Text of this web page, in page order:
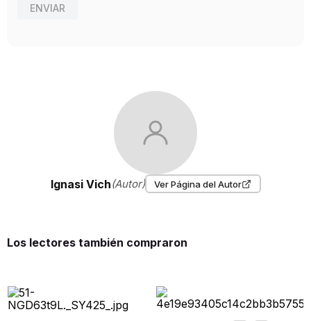
ENVIAR
Ignasi Vich(Autor) Ver Página del Autor
Los lectores también compraron